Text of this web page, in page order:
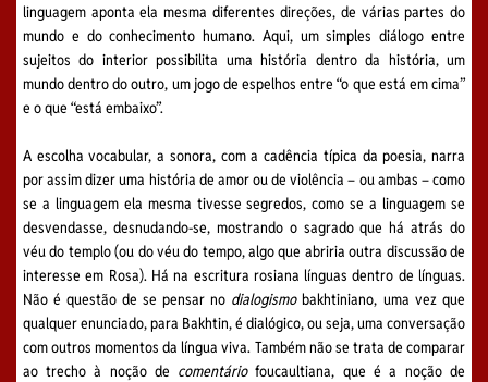
linguagem aponta ela mesma diferentes direções, de várias partes do
mundo e do conhecimento humano. Aqui, um simples diálogo entre
sujeitos do interior possibilita uma história dentro da história, um
mundo dentro do outro, um jogo de espelhos entre “o que está em cima”
e o que “está embaixo”.
A escolha vocabular, a sonora, com a cadência típica da poesia, narra
por assim dizer uma história de amor ou de violência – ou ambas – como
se a linguagem ela mesma tivesse segredos, como se a linguagem se
desvendasse, desnudando-se, mostrando o sagrado que há atrás do
véu do templo (ou do véu do tempo, algo que abriria outra discussão de
interesse em Rosa). Há na escritura rosiana línguas dentro de línguas.
Não é questão de se pensar no dialogismobakhtiniano, uma vez que
qualquer enunciado, para Bakhtin, é dialógico, ou seja, uma conversação
com outros momentos da língua viva. Também não se trata de comparar
ao trecho à noção de comentáriofoucaultiana, que é a noção de